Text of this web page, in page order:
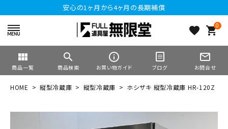
安心の1ヶ月から4ヶ月の長期補償
favorite 0
shopping_cart
view_module
商品一覧
search
商品検索
info_outline
お買い物ガイド ブログ
mail_outline
お問合せ
HOME 縦型冷蔵庫 縦型冷蔵庫 ホシザキ 縦型冷蔵庫 HR-120Z